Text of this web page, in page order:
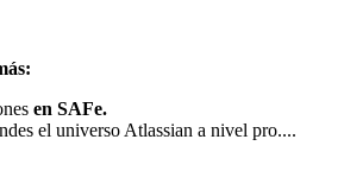
en SAFe.
el universo Atlassian a nivel pro....